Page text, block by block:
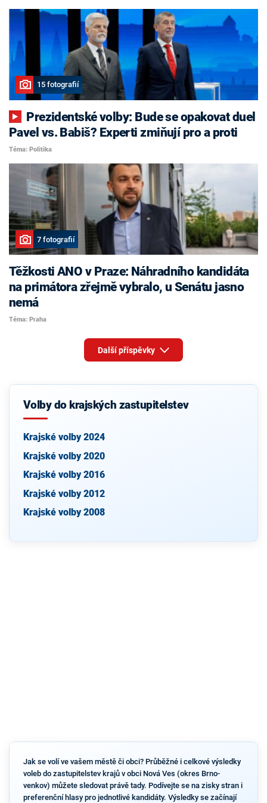
15 fotografií
Pavel vs. Babiš? Experti zmiňují pro a proti
Téma: Politika
7 fotografií
Těžkosti ANO v Praze: Náhradního kandidáta
na primátora zřejmě vybralo, u Senátu jasno
nemá
Téma: Praha
Další příspěvky
Volby do krajských zastupitelstev
Krajské volby 2024
Krajské volby 2020
Krajské volby 2016
Krajské volby 2012
Krajské volby 2008
Jak se volí ve vašem městě či obci? Průběžné i celkové výsledky
voleb do zastupitelstev krajů v obci Nová Ves (okres Brno-
venkov) můžete sledovat právě tady. Podívejte se na zisky stran i
preferenční hlasy pro jednotlivé kandidáty. Výsledky se začínají